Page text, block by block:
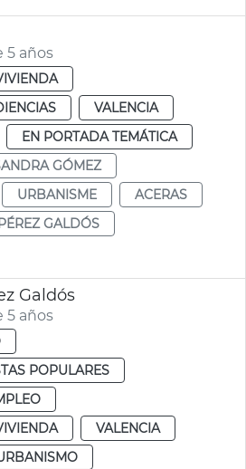
5 años
VALENCIA
EN PORTADA TEMÁTICA
GÓMEZ
URBANISME
ACERAS
GALDÓS
Galdós
5 años
POPULARES
VALENCIA